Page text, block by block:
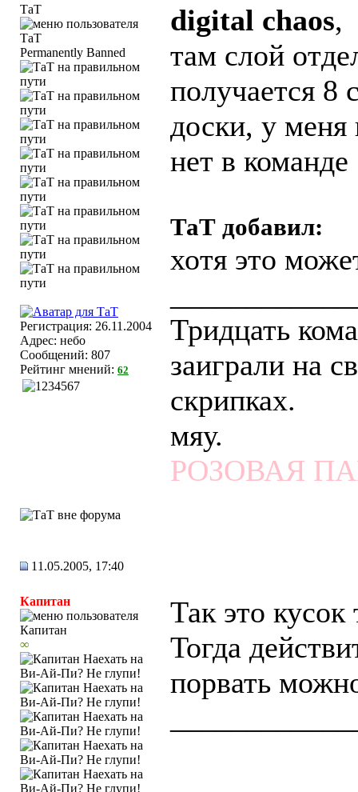
ТаТ
Permanently Banned
Регистрация: 26.11.2004
Адрес: небо
Сообщений: 807
Рейтинг мнений: 62
digital chaos,
там слой
получается 8
доски, у меня
нет в команде
ТаТ добавил:
хотя это
Тридцать
заиграли на
скрипках.
мяу.
РОЗОВАЯ
11.05.2005, 17:40
Капитан
∞
Так это кусок
Тогда
порвать